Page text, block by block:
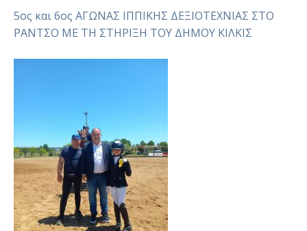
5ος και 6ος ΑΓΩΝΑΣ ΙΠΠΙΚΗΣ ΔΕΞΙΟΤΕΧΝΙΑΣ ΣΤΟ
ΡΑΝΤΣΟ ΜΕ ΤΗ ΣΤΗΡΙΞΗ ΤΟΥ ΔΗΜΟΥ ΚΙΛΚΙΣ